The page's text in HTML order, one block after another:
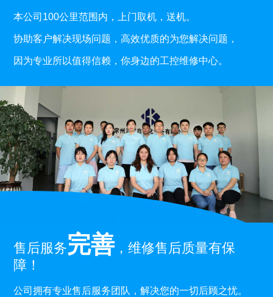
本公司100公里范围内，上门取机，送机。
协助客户解决现场问题，高效优质的为您解决问题，
因为专业所以值得信赖，你身边的工控维修中心。
售后服务完善 ，维修售后质量有保
障！
公司拥有专业售后服务团队，解决您的一切后顾之忧。